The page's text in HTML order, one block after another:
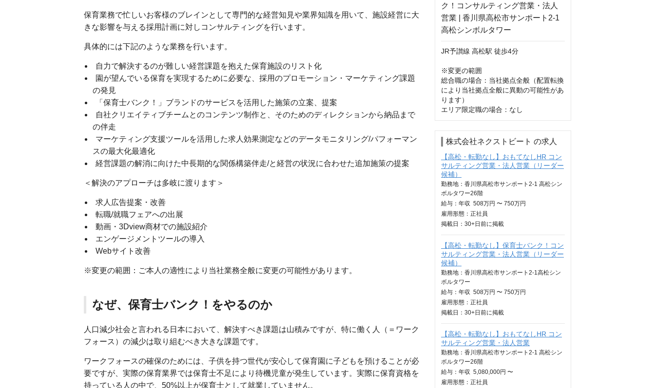
保育業務で忙しいお客様のブレインとして専門的な経営知見や業界知識を用いて、施設経営に大
きな影響を与える採用計画に対しコンサルティングを行います。
具体的には下記のような業務を行います。
自力で解決するのが難しい経営課題を抱えた保育施設のリスト化
園が望んでいる保育を実現するために必要な、採用のプロモーション・マーケティング課題
の発見
「保育士バンク！」ブランドのサービスを活用した施策の立案、提案
自社クリエイティブチームとのコンテンツ制作と、そのためのディレクションから納品まで
の伴走
マーケティング支援ツールを活用した求人効果測定などのデータモニタリング/パフォーマン
スの最大化最適化
経営課題の解消に向けた中長期的な関係構築伴走/と経営の状況に合わせた追加施策の提案
＜解決のアプローチは多岐に渡ります＞
求人広告提案・改善
転職/就職フェアへの出展
動画・3Dview商材での施設紹介
エンゲージメントツールの導入
Webサイト改善
※変更の範囲：ご本人の適性により当社業務全般に変更の可能性があります。
なぜ、保育士バンク！をやるのか
人口減少社会と言われる日本において、解決すべき課題は山積みですが、特に働く人（＝ワーク
フォース）の減少は取り組むべき大きな課題です。
ワークフォースの確保のためには、子供を持つ世代が安心して保育園に子どもを預けることが必
要ですが、実際の保育業界では保育士不足により待機児童が発生しています。実際に保育資格を
持っている人の中で、50%以上が保育士として就業していません。
JR予讃線 高松駅 徒歩4分
※変更の範囲
総合職の場合：当社拠点全般（配置転換
により当社拠点全般に異動の可能性があ
ります）
エリア限定職の場合：なし
株式会社ネクストビート の求人
【高松・転勤なし】おもてなしHR コン
サルティング営業・法人営業（リーダー
候補）
勤務地：香川県高松市サンポート2-1 高松シン
ボルタワー26階
給与： 年収 508万円 〜 750万円
雇用形態：正社員
掲載日： 30+日 前に掲載
【高松・転勤なし】保育士バンク！コン
サルティング営業・法人営業（リーダー
候補）
勤務地：香川県高松市サンポート2-1高松シン
ボルタワー
給与： 年収 508万円 〜 750万円
雇用形態：正社員
掲載日： 30+日 前に掲載
【高松・転勤なし】おもてなしHR コン
サルティング営業・法人営業
勤務地：香川県高松市サンポート2-1 高松シン
ボルタワー26階
給与： 年収 5,080,000円 〜
雇用形態：正社員